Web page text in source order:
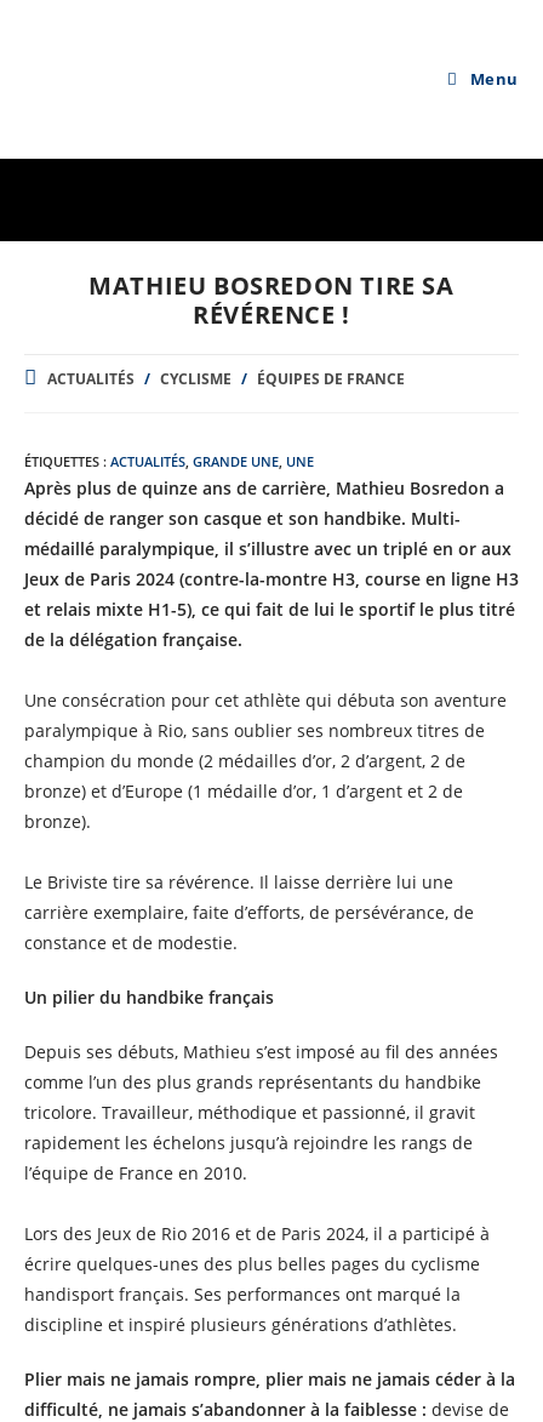
Menu
MATHIEU BOSREDON TIRE SA
RÉVÉRENCE !
POST
CATEGORY:
ACTUALITÉS / CYCLISME / ÉQUIPES DE FRANCE
ÉTIQUETTES : ACTUALITÉS, GRANDE UNE, UNE
Après plus de quinze ans de carrière, Mathieu Bosredon a
décidé de ranger son casque et son handbike. Multi-
médaillé paralympique, il s’illustre avec un triplé en or aux
Jeux de Paris 2024 (contre-la-montre H3, course en ligne H3
et relais mixte H1-5), ce qui fait de lui le sportif le plus titré
de la délégation française.
Une consécration pour cet athlète qui débuta son aventure
paralympique à Rio, sans oublier ses nombreux titres de
champion du monde (2 médailles d’or, 2 d’argent, 2 de
bronze) et d’Europe (1 médaille d’or, 1 d’argent et 2 de
bronze).
Le Briviste tire sa révérence. Il laisse derrière lui une
carrière exemplaire, faite d’efforts, de persévérance, de
constance et de modestie.
Un pilier du handbike français
Depuis ses débuts, Mathieu s’est imposé au fil des années
comme l’un des plus grands représentants du handbike
tricolore. Travailleur, méthodique et passionné, il gravit
rapidement les échelons jusqu’à rejoindre les rangs de
l’équipe de France en 2010.
Lors des Jeux de Rio 2016 et de Paris 2024, il a participé à
écrire quelques-unes des plus belles pages du cyclisme
handisport français. Ses performances ont marqué la
discipline et inspiré plusieurs générations d’athlètes.
Plier mais ne jamais rompre, plier mais ne jamais céder à la
difficulté, ne jamais s’abandonner à la faiblesse : devise de